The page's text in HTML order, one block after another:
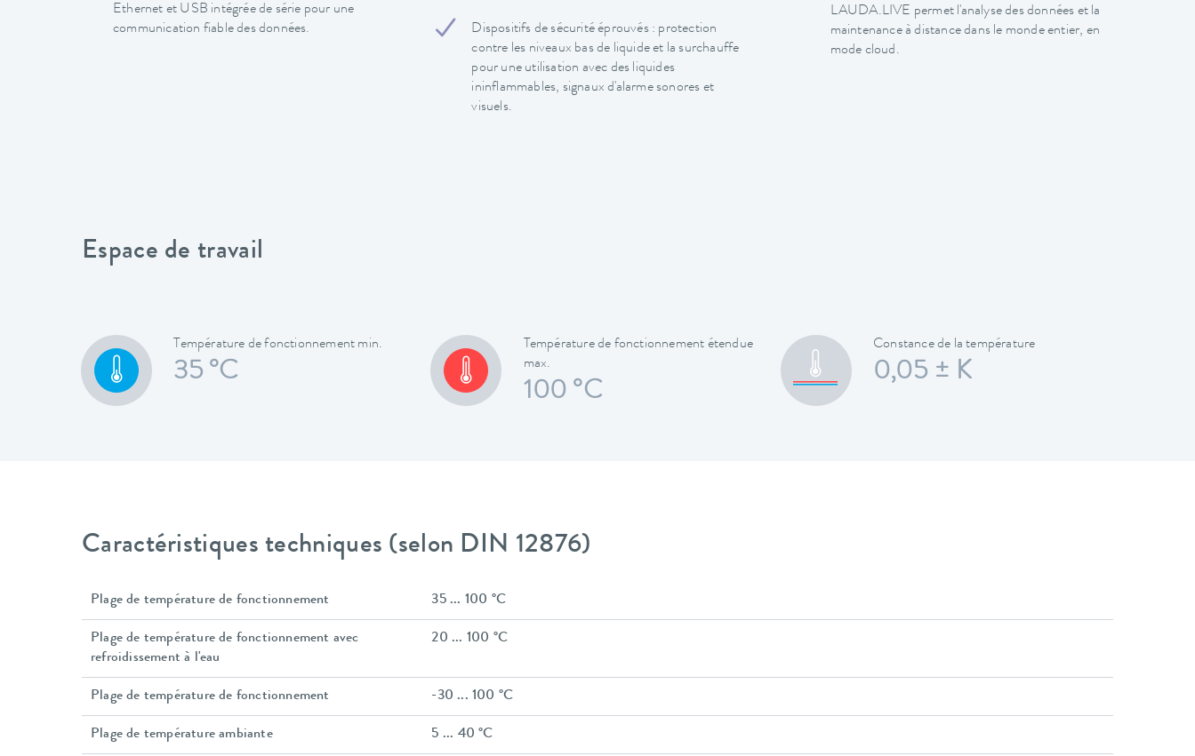
Ethernet et USB intégrée de série pour une
communication fiable des données.
Dispositifs de sécurité éprouvés : protection
contre les niveaux bas de liquide et la surchauffe
pour une utilisation avec des liquides
ininflammables, signaux d'alarme sonores et
visuels.
LAUDA.LIVE permet l'analyse des données et la
maintenance à distance dans le monde entier, en
mode cloud.
Espace de travail
Température de fonctionnement min.
35 °C
Température de fonctionnement étendue
max.
100 °C
Constance de la température
0,05 ± K
Caractéristiques techniques (selon DIN 12876)
Plage de température de fonctionnement 35 ... 100 °C
Plage de température de fonctionnement avec
refroidissement à l'eau
20 ... 100 °C
Plage de température de fonctionnement -30 ... 100 °C
Plage de température ambiante 5 ... 40 °C